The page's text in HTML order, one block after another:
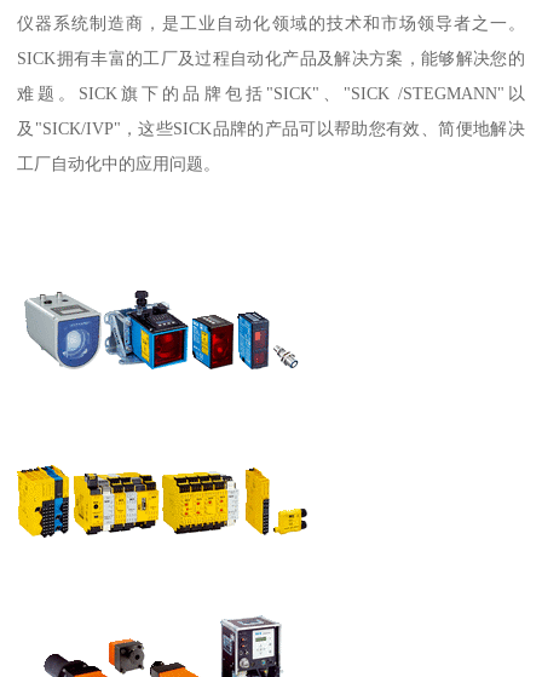
仪器系统制造商，是工业自动化领域的技术和市场领导者之一。
SICK拥有丰富的工厂及过程自动化产品及解决方案，能够解决您的
难题。SICK旗下的品牌包括"SICK"、"SICK /STEGMANN"以
及"SICK/IVP"，这些SICK品牌的产品可以帮助您有效、简便地解决
工厂自动化中的应用问题。